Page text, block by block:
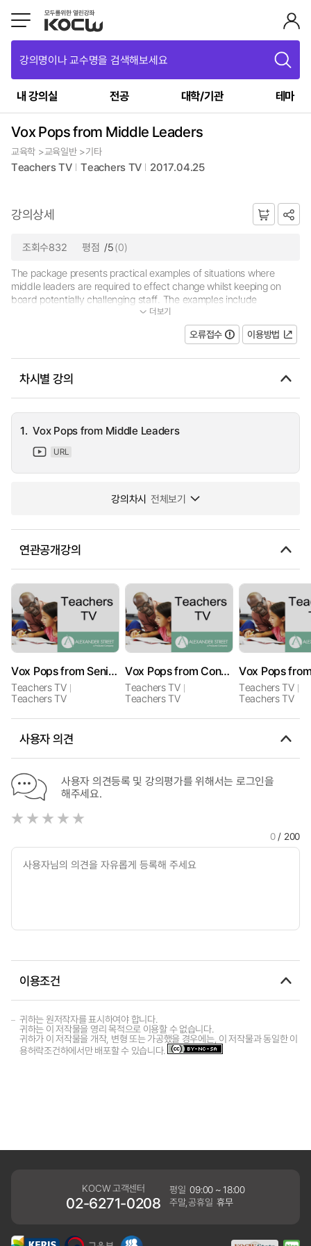
강의명이나 교수명을 검색해보세요
내 강의실 전공 대학/기관 테마
Vox Pops from Middle Leaders
교육학 >교육일반 >기타
Teachers TV Teachers TV 2017.04.25
강의상세
조회수832 평점 /5(0)
The package presents practical examples of situations where
middle leaders are required to effect change whilst keeping on
board potentially challenging staff. The examples include
behaviour consultant John Bayley's work with a young middle le...
더보기
오류접수 이용방법
차시별 강의
1. Vox Pops from Middle Leaders
URL
강의차시 전체보기
연관공개강의
Vox Pops from Senior and Middle Leaders
Teachers TV
Teachers TV
Vox Pops from Consultant and Middle Leaders
Teachers TV
Teachers TV
Teachers TV
Teachers TV
사용자 의견
사용자 의견등록 및 강의평가를 위해서는 로그인을
해주세요.
0/ 200
이용조건
귀하는 원저작자를 표시하여야 합니다.
귀하는 이 저작물을 영리 목적으로 이용할 수 없습니다.
귀하가 이 저작물을 개작, 변형 또는 가공했을 경우에는, 이 저작물과 동일한 이
용허락조건하에서만 배포할 수 있습니다.
KOCW 고객센터
02-6271-0208
평일 09:00 ~ 18:00
주말,공휴일 휴무